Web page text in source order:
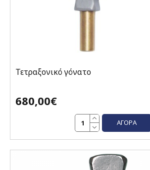
Τετραξονικό γόνατο
680,00€
ΑΓΟΡΆ